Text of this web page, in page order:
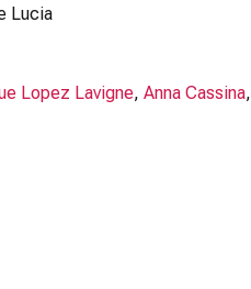
Lucia
Lopez Lavigne, Anna Cassina,